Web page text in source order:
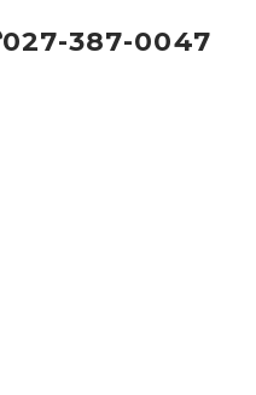
027-387-0047